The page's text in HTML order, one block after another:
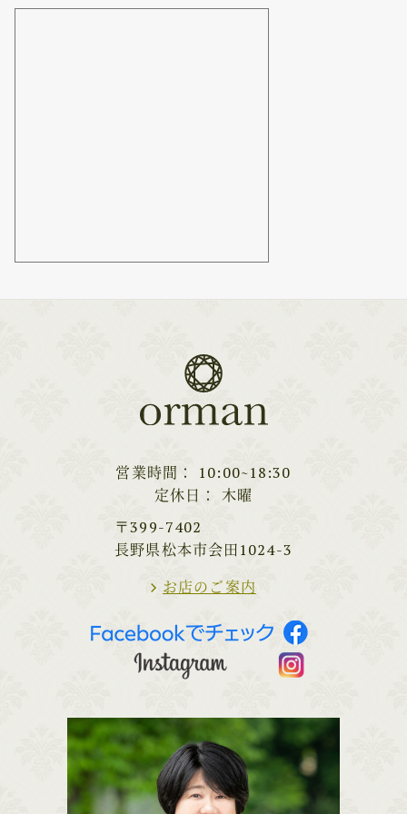
営業時間
10:00~18:30
定休日
木曜
〒399-7402
長野県松本市会田1024-3
お店のご案内